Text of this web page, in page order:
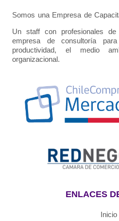
Somos una Empresa de
Un staff con profesionales
empresa de consultoría
productividad, el medio
organizacional.
ENLACES
Inicio